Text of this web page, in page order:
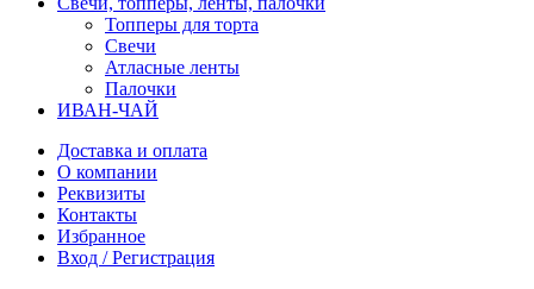
Топперы для торта
Свечи
Атласные ленты
Палочки
ИВАН-ЧАЙ
Доставка и оплата
О компании
Реквизиты
Контакты
Избранное
Вход / Регистрация